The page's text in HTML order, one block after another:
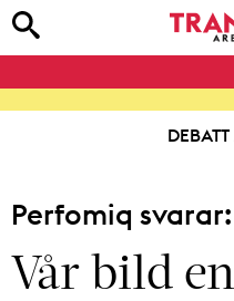
Perfomiq svarar:
Vår bild